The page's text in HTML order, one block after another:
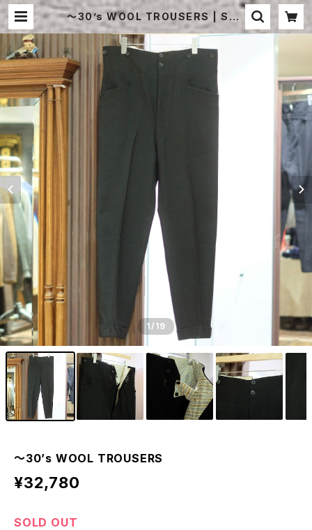
〜30’s WOOL TROUSERS | STR
AYSHEEP ONLINE
1/19
〜30’s WOOL TROUSERS
¥32,780
SOLD OUT